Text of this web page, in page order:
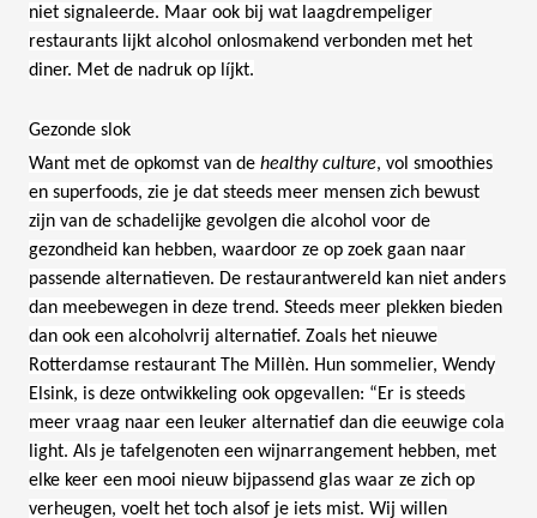
niet signaleerde. Maar ook bij wat laagdrempeliger
restaurants lijkt alcohol onlosmakend verbonden met het
diner. Met de nadruk op líjkt.
Gezonde slok
Want met de opkomst van de healthy culture, vol smoothies
en superfoods, zie je dat steeds meer mensen zich bewust
zijn van de schadelijke gevolgen die alcohol voor de
gezondheid kan hebben, waardoor ze op zoek gaan naar
passende alternatieven. De restaurantwereld kan niet anders
dan meebewegen in deze trend. Steeds meer plekken bieden
dan ook een alcoholvrij alternatief. Zoals het nieuwe
Rotterdamse restaurant The Millèn. Hun sommelier, Wendy
Elsink, is deze ontwikkeling ook opgevallen: “Er is steeds
meer vraag naar een leuker alternatief dan die eeuwige cola
light. Als je tafelgenoten een wijnarrangement hebben, met
elke keer een mooi nieuw bijpassend glas waar ze zich op
verheugen, voelt het toch alsof je iets mist. Wij willen